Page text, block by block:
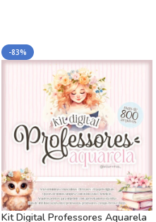
-83%
Kit Digital Professores Aquarela